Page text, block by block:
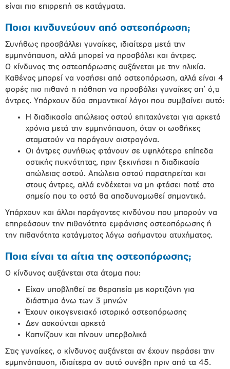
είναι πιο επιρρεπή σε κατάγματα.
Ποιοι κινδυνεύουν από οστεοπόρωση;
Συνήθως προσβάλλει γυναίκες, ιδιαίτερα μετά την
εμμηνόπαυση, αλλά μπορεί να προσβάλει και άντρες.
Ο κίνδυνος της οστεοπόρωσης αυξάνεται με την ηλικία.
Καθένας μπορεί να νοσήσει από οστεοπόρωση, αλλά είναι 4
φορές πιο πιθανό η πάθηση να προσβάλει γυναίκες απ’ ό,τι
άντρες. Υπάρχουν δύο σημαντικοί λόγοι που συμβαίνει αυτό:
Η διαδικασία απώλειας οστού επιταχύνεται για αρκετά
χρόνια μετά την εμμηνόπαυση, όταν οι ωοθήκες
σταματούν να παράγουν οιστρογόνα.
Οι άντρες συνήθως φτάνουν σε υψηλότερα επίπεδα
οστικής πυκνότητας, πριν ξεκινήσει η διαδικασία
απώλειας οστού. Απώλεια οστού παρατηρείται και
στους άντρες, αλλά ενδέχεται να μη φτάσει ποτέ στο
σημείο που το οστό θα αποδυναμωθεί σημαντικά.
Υπάρχουν και άλλοι παράγοντες κινδύνου που μπορούν να
επηρεάσουν την πιθανότητα εμφάνισης οστεοπόρωσης ή
την πιθανότητα κατάγματος λόγω ασήμαντου ατυχήματος.
Ποια είναι τα αίτια της οστεοπόρωσης;
Ο κίνδυνος αυξάνεται στα άτομα που:
Είχαν υποβληθεί σε θεραπεία με κορτιζόνη για
διάστημα άνω των 3 μηνών
Έχουν οικογενειακό ιστορικό οστεοπόρωσης
Δεν ασκούνται αρκετά
Καπνίζουν και πίνουν υπερβολικά
Στις γυναίκες, ο κίνδυνος αυξάνεται αν έχουν περάσει την
εμμηνόπαυση, ιδιαίτερα αν αυτό συνέβη πριν από τα 45.